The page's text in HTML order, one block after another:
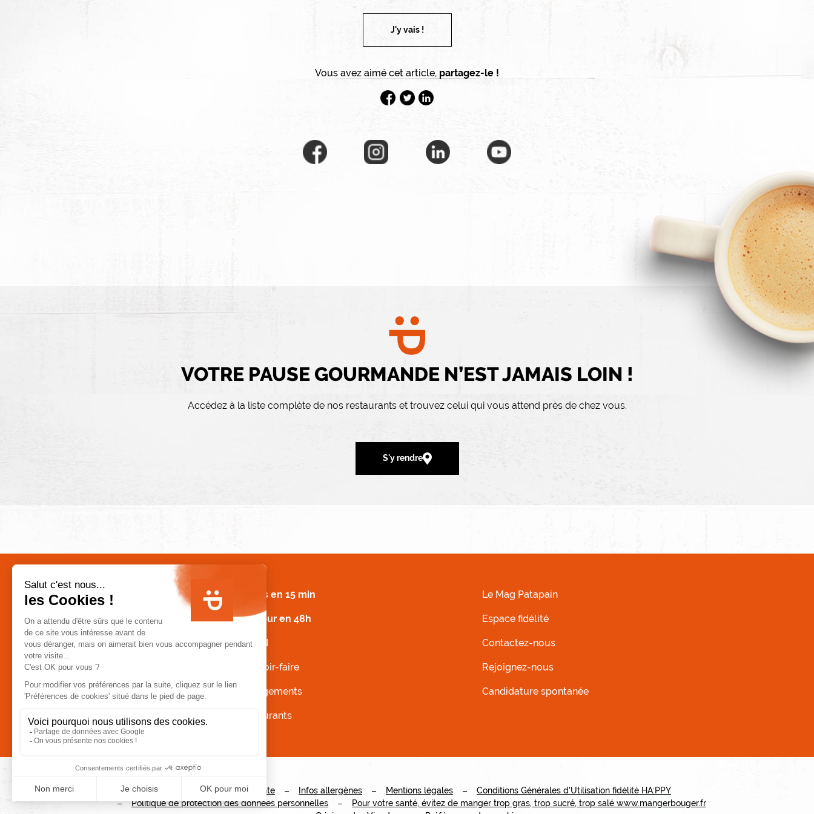
J'y vais !
Vous avez aimé cet article, partagez-le !
VOTRE PAUSE GOURMANDE N’EST JAMAIS LOIN !
Accédez à la liste complète de nos restaurants et trouvez celui qui vous attend près de chez vous.
S'y rendre
Mon repas en 15 min
Mon traiteur en 48h
Notre ADN
Notre savoir-faire
Nos engagements
Nos restaurants
Le Mag Patapain
Espace fidélité
Contactez-nous
Rejoignez-nous
Candidature spontanée
MENU PIED DE PAGEConditions Générales de Vente Infos allergènes Mentions légales
Conditions Générales d'Utilisation fidélité HA:PPY
Politique de protection des données personnelles
Pour votre santé, évitez de manger trop gras, trop sucré, trop salé www.mangerbouger.fr